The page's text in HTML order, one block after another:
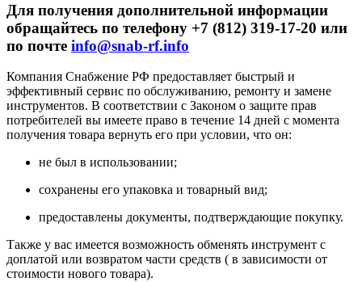
Для получения дополнительной информации
обращайтесь по телефону +7 (812) 319-17-20 или
по почте info@snab-rf.info
Компания Снабжение РФ предоставляет быстрый и
эффективный сервис по обслуживанию, ремонту и замене
инструментов. В соответствии с Законом о защите прав
потребителей вы имеете право в течение 14 дней с момента
получения товара вернуть его при условии, что он:
не был в использовании;
сохранены его упаковка и товарный вид;
предоставлены документы, подтверждающие покупку.
Также у вас имеется возможность обменять инструмент с
доплатой или возвратом части средств ( в зависимости от
стоимости нового товара).